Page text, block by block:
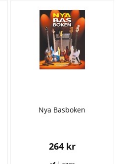
Nya Basboken
264 kr